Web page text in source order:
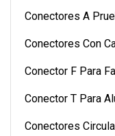
Conectores A
Conectores Con
Conector F Para
Conector T Para
Conectores